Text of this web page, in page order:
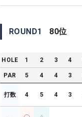
ROUND1 80位
HOLE 1 2 3 4
PAR 5 4 4 3
打数 4 5 4 3